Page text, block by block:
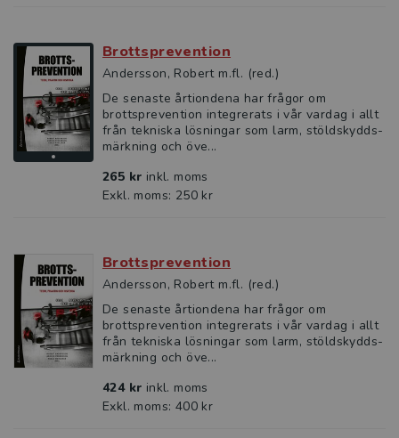
Brottsprevention
Andersson, Robert m.fl. (red.)
De senaste årtiondena har frågor om
brottsprevention integrerats i vår vardag i allt
från tekniska lösningar som larm, stöldskydds­
märkning och öve...
265 kr inkl. moms
Exkl. moms: 250 kr
Brottsprevention
Andersson, Robert m.fl. (red.)
De senaste årtiondena har frågor om
brottsprevention integrerats i vår vardag i allt
från tekniska lösningar som larm, stöldskydds­
märkning och öve...
424 kr inkl. moms
Exkl. moms: 400 kr